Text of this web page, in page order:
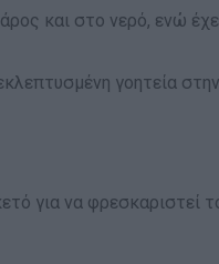
και στο νερό, ενώ
γοητεία
για να φρεσκαριστεί